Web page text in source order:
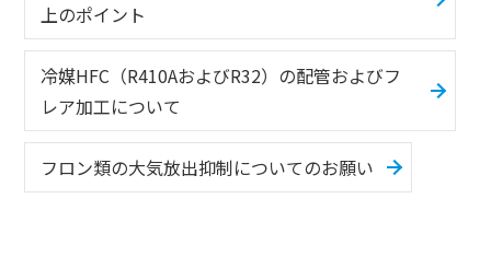
上のポイント
冷媒HFC（R410AおよびR32）の配管およびフ
レア加工について
フロン類の大気放出抑制についてのお願い